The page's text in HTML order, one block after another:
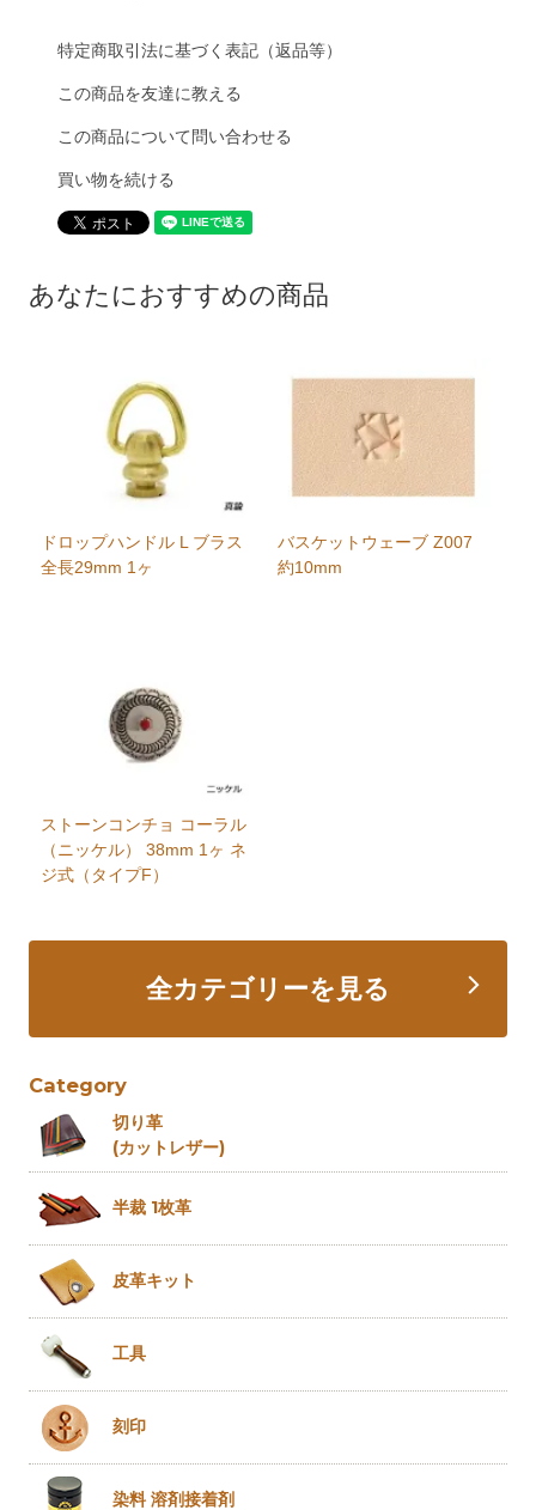
特定商取引法に基づく表記（返品等）
この商品を友達に教える
この商品について問い合わせる
買い物を続ける
あなたにおすすめの商品
ドロップハンドル L ブラス
全長29mm 1ヶ
バスケットウェーブ Z007
約10mm
ストーンコンチョ コーラル
（ニッケル） 38mm 1ヶ ネ
ジ式（タイプF）
全カテゴリーを見る
Category
切り革
(カットレザー)
半裁 1枚革
皮革キット
工具
刻印
染料 溶剤接着剤